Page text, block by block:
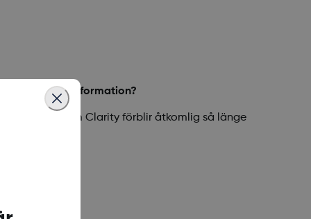
åt min information?
till Dexcom Clarity förblir åtkomlig så länge